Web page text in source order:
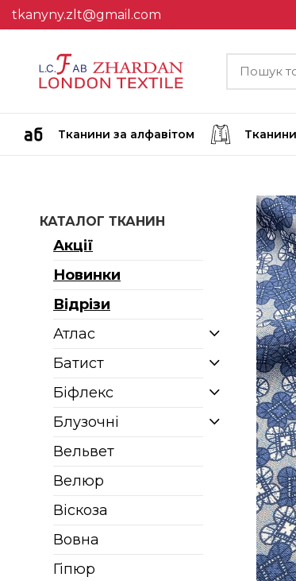
tkanyny.zlt@gmail.com
Тканини за алфавітом
КАТАЛОГ ТКАНИН
Акції
Новинки
Відрізи
Атлас
Батист
Біфлекс
Блузочні
Вельвет
Велюр
Віскоза
Вовна
Гіпюр